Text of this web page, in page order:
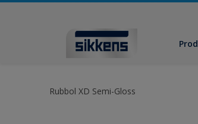
Rubbol XD Semi-Gloss